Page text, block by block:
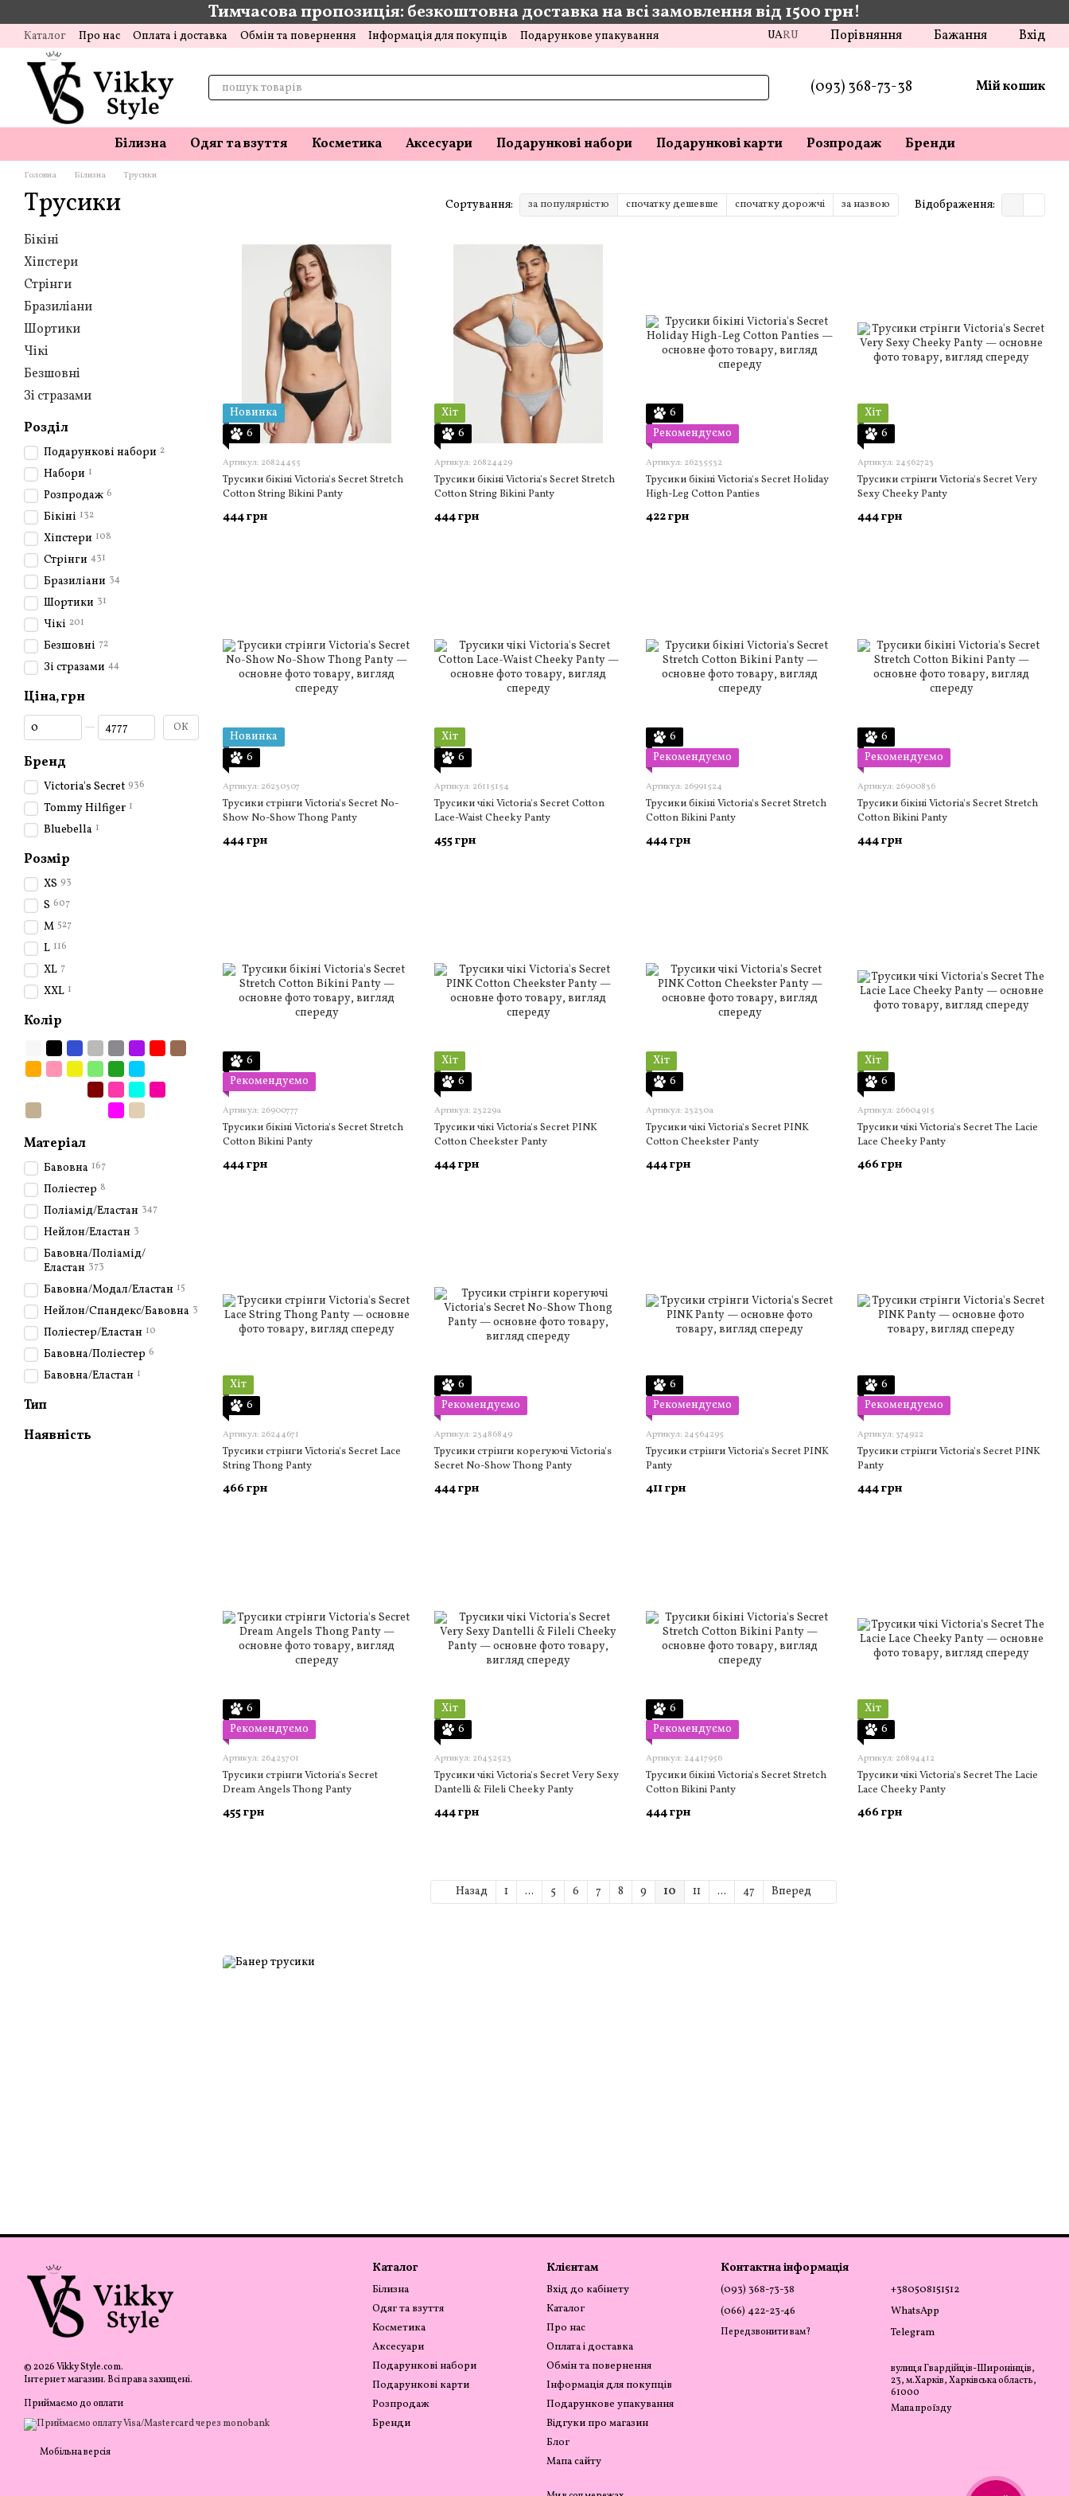
Тимчасова пропозиція: безкоштовна доставка на всі замовлення від 1500 грн!
Каталог Про нас Оплата і доставка Обмін та повернення Інформація для покупців
Подарункове упакування
Відгуки про магазин
Блог
UARU Порівняння Бажання Вхід
(093) 368-73-38 Мій кошик
Білизна Одяг та взуття Косметика Аксесуари Подарункові набори Подарункові карти Розпродаж Бренди
Головна Білизна Трусики
Трусики Сортування: за популярністю спочатку дешевше спочатку дорожчі за назвою Відображення:
Новинка
6
Артикул: 26824455
Трусики бікіні Victoria's Secret Stretch
Cotton String Bikini Panty
444 грн
Хіт
6
Артикул: 26824429
Трусики бікіні Victoria's Secret Stretch
Cotton String Bikini Panty
444 грн
6
Рекомендуємо
Артикул: 26235532
Трусики бікіні Victoria's Secret Holiday
High-Leg Cotton Panties
422 грн
Хіт
6
Артикул: 24562723
Трусики стрінги Victoria's Secret Very
Sexy Cheeky Panty
444 грн
Новинка
6
Артикул: 26230307
Трусики стрінги Victoria's Secret No-
Show No-Show Thong Panty
444 грн
Хіт
6
Артикул: 26115154
Трусики чікі Victoria's Secret Cotton
Lace-Waist Cheeky Panty
455 грн
6
Рекомендуємо
Артикул: 26991524
Трусики бікіні Victoria's Secret Stretch
Cotton Bikini Panty
444 грн
6
Рекомендуємо
Артикул: 26900836
Трусики бікіні Victoria's Secret Stretch
Cotton Bikini Panty
444 грн
6
Рекомендуємо
Артикул: 26900777
Трусики бікіні Victoria's Secret Stretch
Cotton Bikini Panty
444 грн
Хіт
6
Артикул: 23229а
Трусики чікі Victoria's Secret PINK
Cotton Cheekster Panty
444 грн
Хіт
6
Артикул: 23230а
Трусики чікі Victoria's Secret PINK
Cotton Cheekster Panty
444 грн
Хіт
6
Артикул: 26604915
Трусики чікі Victoria's Secret The Lacie
Lace Cheeky Panty
466 грн
Хіт
6
Артикул: 26244671
Трусики стрінги Victoria's Secret Lace
String Thong Panty
466 грн
6
Рекомендуємо
Артикул: 23486849
Трусики стрінги корегуючі Victoria's
Secret No-Show Thong Panty
444 грн
6
Рекомендуємо
Артикул: 24564295
Трусики стрінги Victoria's Secret PINK
Panty
411 грн
6
Рекомендуємо
Артикул: 374922
Трусики стрінги Victoria's Secret PINK
Panty
444 грн
6
Рекомендуємо
Артикул: 26423701
Трусики стрінги Victoria's Secret
Dream Angels Thong Panty
455 грн
Хіт
6
Артикул: 26432523
Трусики чікі Victoria's Secret Very Sexy
Dantelli & Fileli Cheeky Panty
444 грн
6
Рекомендуємо
Артикул: 24417956
Трусики бікіні Victoria's Secret Stretch
Cotton Bikini Panty
444 грн
Хіт
6
Артикул: 26894412
Трусики чікі Victoria's Secret The Lacie
Lace Cheeky Panty
466 грн
Назад 1 ... 5 6 7 8 9 10 11 ... 47 Вперед
Бікіні
Хіпстери
Стрінги
Бразиліани
Шортики
Чікі
Безшовні
Зі стразами
Розділ
Подарункові набори 2
Набори 1
Розпродаж 6
Бікіні 132
Хіпстери 108
Стрінги 431
Бразиліани 34
Шортики 31
Чікі 201
Безшовні 72
Зі стразами 44
Ціна, грн
Від Ціна, грн
До Ціна, грн ОК
Бренд
Victoria's Secret 936
Tommy Hilfiger 1
Bluebella 1
Розмір
XS 93
S 607
M 527
L 116
XL 7
XXL 1
Колір
Матеріал
Бавовна 167
Поліестер 8
Поліамід/Еластан 347
Нейлон/Еластан 3
Бавовна/Поліамід/
Еластан 373
Бавовна/Модал/Еластан 15
Нейлон/Спандекс/Бавовна 3
Поліестер/Еластан 10
Бавовна/Поліестер 6
Бавовна/Еластан 1
Тип
Наявність
© 2026 Vikky Style.com.
Інтернет магазин. Всі права захищені.
Приймаємо до оплати
Мобільна версія
Каталог
Білизна
Одяг та взуття
Косметика
Аксесуари
Подарункові набори
Подарункові карти
Розпродаж
Бренди
Клієнтам
Вхід до кабінету
Каталог
Про нас
Оплата і доставка
Обмін та повернення
Інформація для покупців
Подарункове упакування
Відгуки про магазин
Блог
Мапа сайту
Контактна інформація
(093) 368-73-38
(066) 422-23-46
Передзвонити вам?
+380508151512
WhatsApp
Telegram
вулиця Гвардійців-Широнінців,
23, м.Харків, Харківська область,
61000
Мапа проїзду